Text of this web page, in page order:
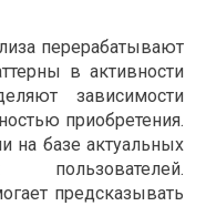
перерабатывают
в активности
зависимости
приобретения.
на базе актуальных
предсказывать